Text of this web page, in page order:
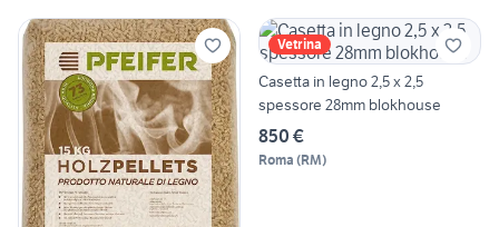
Vetrina
Casetta in legno 2,5 x 2,5
spessore 28mm blokhouse
850 €
Roma (RM)